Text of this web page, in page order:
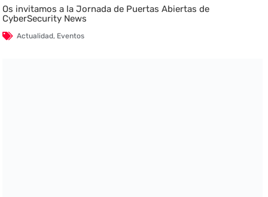
Os invitamos a la Jornada de Puertas Abiertas de
CyberSecurity News
Actualidad, Eventos